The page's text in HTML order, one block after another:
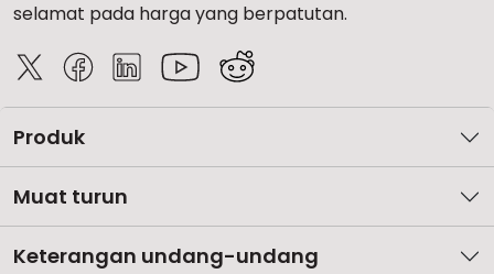
selamat pada harga yang berpatutan.
Produk
Muat turun
Keterangan undang-undang